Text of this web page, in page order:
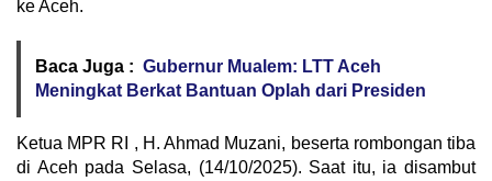
ke Aceh.
Baca Juga : Gubernur Mualem: LTT Aceh
Meningkat Berkat Bantuan Oplah dari Presiden
Ketua MPR RI , H. Ahmad Muzani, beserta rombongan tiba
di Aceh pada Selasa, (14/10/2025). Saat itu, ia disambut